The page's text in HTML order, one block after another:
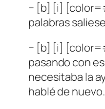
− [b] [i]
palabras
− [b] [i]
pasando con
necesitaba la
hablé de nuevo.